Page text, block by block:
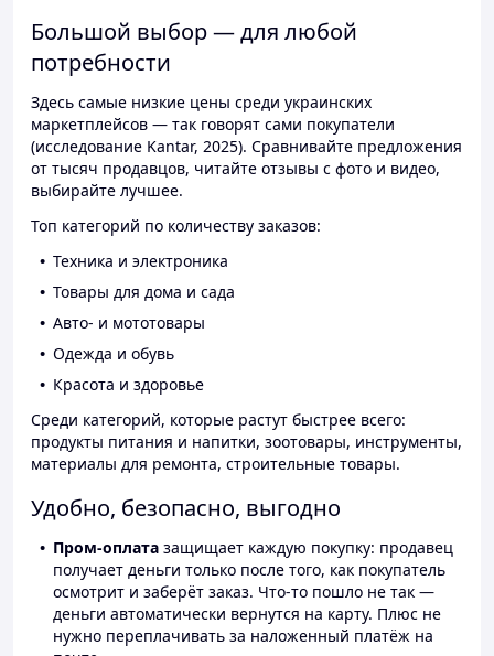
Большой выбор — для любой
потребности
Здесь самые низкие цены среди украинских
маркетплейсов — так говорят сами покупатели
(исследование Kantar, 2025). Сравнивайте предложения
от тысяч продавцов, читайте отзывы с фото и видео,
выбирайте лучшее.
Топ категорий по количеству заказов:
Техника и электроника
Товары для дома и сада
Авто- и мототовары
Одежда и обувь
Красота и здоровье
Среди категорий, которые растут быстрее всего:
продукты питания и напитки, зоотовары, инструменты,
материалы для ремонта, строительные товары.
Удобно, безопасно, выгодно
Пром-оплата защищает каждую покупку: продавец
получает деньги только после того, как покупатель
осмотрит и заберёт заказ. Что-то пошло не так —
деньги автоматически вернутся на карту. Плюс не
нужно переплачивать за наложенный платёж на